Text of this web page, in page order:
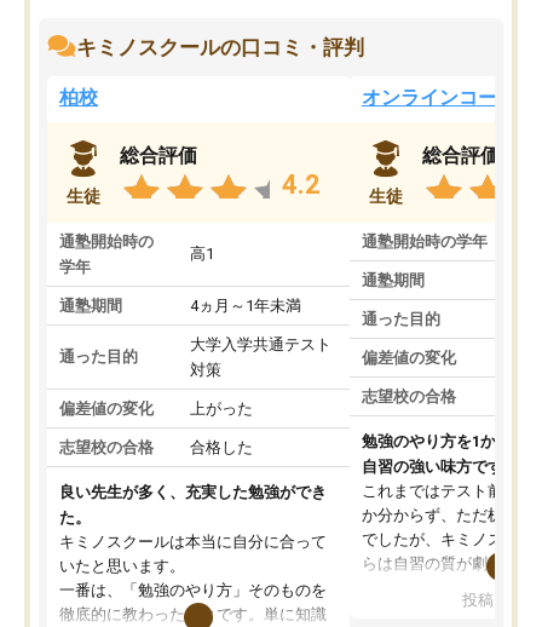
キミノスクールの口コミ・評判
柏校
生徒
総合評価
4.2
通塾開始時の
学年
高1
通塾期間 4ヵ月～1年未満
通った目的
大学入学共通テスト
対策
偏差値の変化 上がった
志望校の合格 合格した
良い先生が多く、充実した勉強ができ
た。
キミノスクールは本当に自分に合って
いたと思います。
一番は、「勉強のやり方」そのものを
徹底的に教わったことです。単に知識
オンラインコース
生徒
総合評価
通塾開始時の学年
通塾期間
通った目的
偏差値の変化
志望校の合格
勉強のやり方を1から教
自習の強い味方です。
これまではテスト前に何
か分からず、ただ机に座
でしたが、キミノスクー
らは自習の質が劇的に変
を明確にしてくれるの
投稿日：